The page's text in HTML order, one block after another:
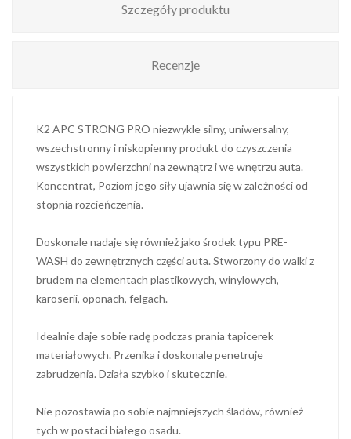
Szczegóły produktu
Recenzje
K2 APC STRONG PRO niezwykle silny, uniwersalny,
wszechstronny i niskopienny produkt do czyszczenia
wszystkich powierzchni na zewnątrz i we wnętrzu auta.
Koncentrat, Poziom jego siły ujawnia się w zależności od
stopnia rozcieńczenia.
Doskonale nadaje się również jako środek typu PRE-
WASH do zewnętrznych części auta. Stworzony do walki z
brudem na elementach plastikowych, winylowych,
karoserii, oponach, felgach.
Idealnie daje sobie radę podczas prania tapicerek
materiałowych. Przenika i doskonale penetruje
zabrudzenia. Działa szybko i skutecznie.
Nie pozostawia po sobie najmniejszych śladów, również
tych w postaci białego osadu.